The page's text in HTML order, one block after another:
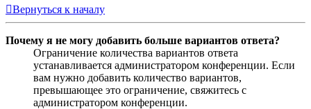
Вернуться к началу
Почему я не могу добавить больше вариантов ответа?
Ограничение количества вариантов ответа
устанавливается администратором конференции. Если
вам нужно добавить количество вариантов,
превышающее это ограничение, свяжитесь с
администратором конференции.